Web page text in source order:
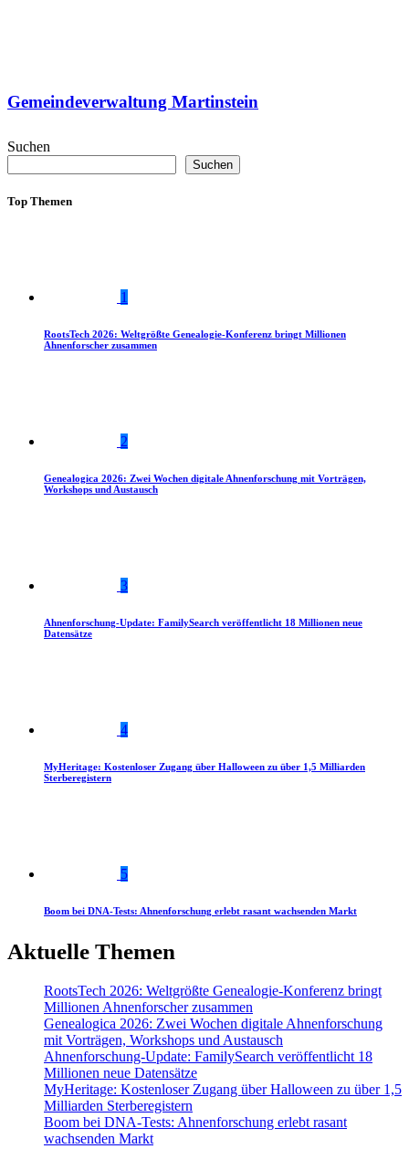
Gemeindeverwaltung Martinstein
Suchen
Suchen
Top Themen
1
RootsTech 2026: Weltgrößte Genealogie-Konferenz bringt Millionen
Ahnenforscher zusammen
2
Genealogica 2026: Zwei Wochen digitale Ahnenforschung mit Vorträgen,
Workshops und Austausch
3
Ahnenforschung-Update: FamilySearch veröffentlicht 18 Millionen neue
Datensätze
4
MyHeritage: Kostenloser Zugang über Halloween zu über 1,5 Milliarden
Sterberegistern
5
Boom bei DNA-Tests: Ahnenforschung erlebt rasant wachsenden Markt
Aktuelle Themen
RootsTech 2026: Weltgrößte Genealogie-Konferenz bringt
Millionen Ahnenforscher zusammen
Genealogica 2026: Zwei Wochen digitale Ahnenforschung
mit Vorträgen, Workshops und Austausch
Ahnenforschung-Update: FamilySearch veröffentlicht 18
Millionen neue Datensätze
MyHeritage: Kostenloser Zugang über Halloween zu über 1,5
Milliarden Sterberegistern
Boom bei DNA-Tests: Ahnenforschung erlebt rasant
wachsenden Markt